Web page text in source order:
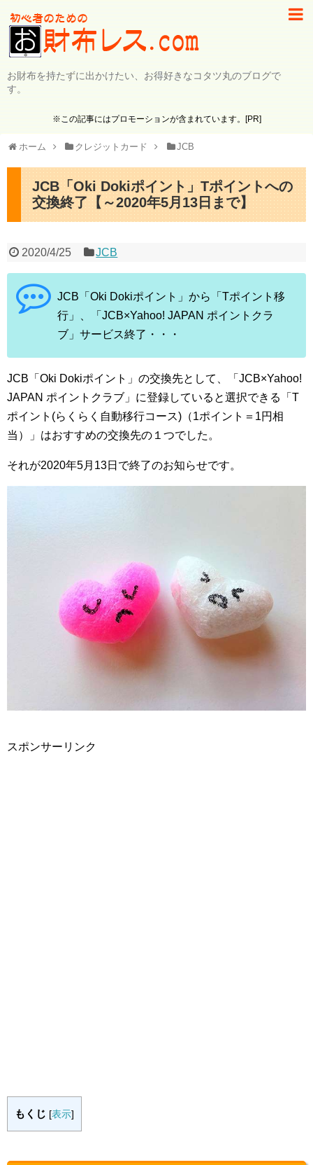
お財布を持たずに出かけたい、お得好きなコタツ丸のブログで
す。
※この記事にはプロモーションが含まれています。[PR]
ホーム クレジットカード JCB
JCB「Oki Dokiポイント」Tポイントへの
交換終了【～2020年5月13日まで】
2020/4/25 JCB
JCB「Oki Dokiポイント」から「Tポイント移
行」、「JCB×Yahoo! JAPAN ポイントクラ
ブ」サービス終了・・・
JCB「Oki Dokiポイント」の交換先として、「JCB×Yahoo!
JAPAN ポイントクラブ」に登録していると選択できる「T
ポイント(らくらく自動移行コース)（1ポイント＝1円相
当）」はおすすめの交換先の１つでした。
それが2020年5月13日で終了のお知らせです。
スポンサーリンク
もくじ [表示]